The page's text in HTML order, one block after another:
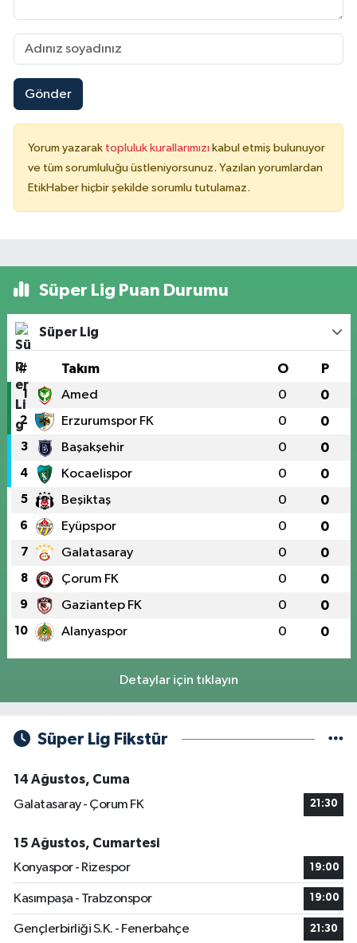
Gönder
Yorum yazarak topluluk kurallarımızı kabul etmiş bulunuyor
ve tüm sorumluluğu üstleniyorsunuz. Yazılan yorumlardan
EtikHaber hiçbir şekilde sorumlu tutulamaz.
Süper Lig Puan Durumu
Süper Lig
# Takım O P
1 Amed 0 0
2 Erzurumspor FK 0 0
3 Başakşehir 0 0
4 Kocaelispor 0 0
5 Beşiktaş 0 0
6 Eyüpspor 0 0
7 Galatasaray 0 0
8 Çorum FK 0 0
9 Gaziantep FK 0 0
10 Alanyaspor 0 0
Detaylar için tıklayın
Süper Lig Fikstür
14 Ağustos, Cuma
Galatasaray - Çorum FK
21:30
15 Ağustos, Cumartesi
Konyaspor - Rizespor
19:00
Kasımpaşa - Trabzonspor 19:00
Gençlerbirliği S.K. - Fenerbahçe 21:30